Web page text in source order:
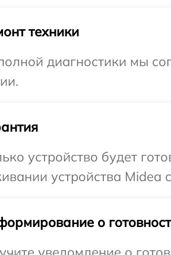
техники
диагностики мы
устройство будет
устройства Midea
о